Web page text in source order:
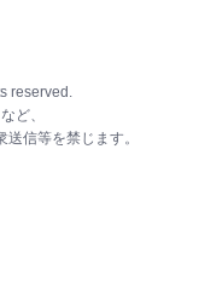
reserved.
ど、
信等を禁じます。